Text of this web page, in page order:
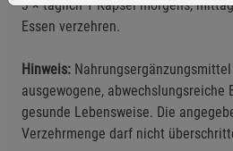
3 × täglich 1 Kapsel morgens,
Essen verzehren.
Hinweis:
ausgewogene, abwechslungsreiche
gesunde Lebensweise. Die
Verzehrmenge darf nicht
Einstellungen speichern für die Gruppe
Einstellungen